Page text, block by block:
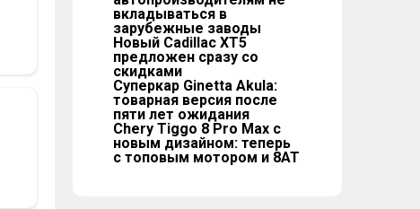
вкладываться в
зарубежные заводы
Новый Cadillac XT5
предложен сразу со
скидками
Суперкар Ginetta Akula:
товарная версия после
пяти лет ожидания
Chery Tiggo 8 Pro Max с
новым дизайном: теперь
с топовым мотором и 8АТ